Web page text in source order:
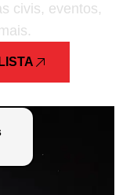
civis, eventos,